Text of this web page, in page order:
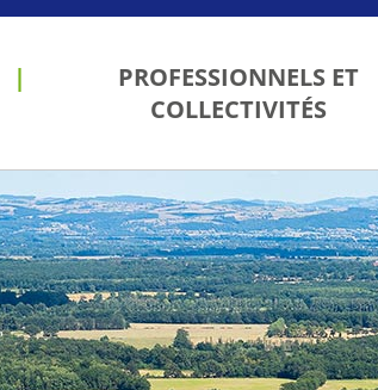
PROFESSIONNELS ET
COLLECTIVITÉS